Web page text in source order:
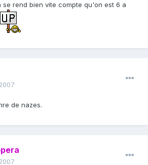
se rend bien vite compte qu'on est 6 a
de nazes.